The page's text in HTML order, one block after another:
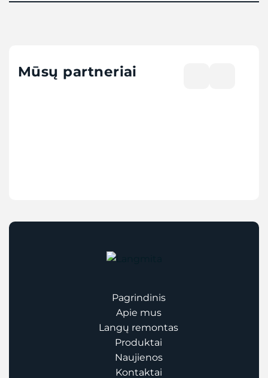
Mūsų partneriai
Pagrindinis
Apie mus
Langų remontas
Produktai
Naujienos
Kontaktai